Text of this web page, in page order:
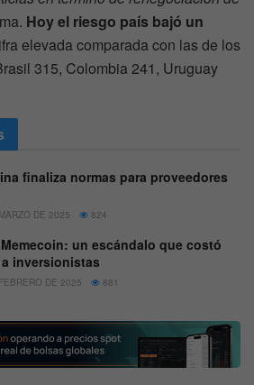
Hoy el riesgo país bajó un
elevada comparada con las de los
315, Colombia 241, Uruguay
finaliza normas para proveedores
DE 2025 824
un escándalo que costó
a inversionistas
DE 2025 881